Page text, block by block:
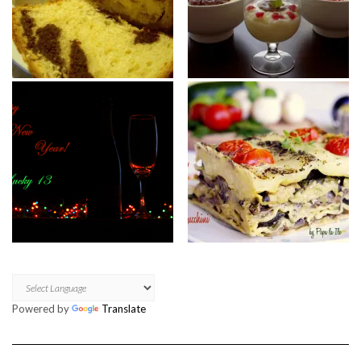
Powered by Translate